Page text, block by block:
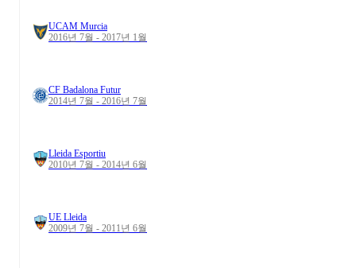
UCAM Murcia
2016년 7월 - 2017년 1월
CF Badalona Futur
2014년 7월 - 2016년 7월
Lleida Esportiu
2010년 7월 - 2014년 6월
UE Lleida
2009년 7월 - 2011년 6월